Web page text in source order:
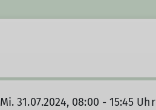
Mi. 31.07.2024, 08:00 - 15:45 Uhr